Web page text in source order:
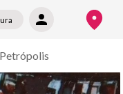
Petrópolis